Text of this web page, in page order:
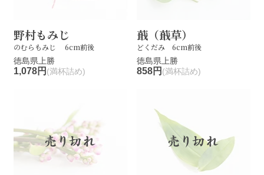
野村もみじ
のむらもみじ 6cm前後
徳島県上勝
1,078円 (満杯詰め)
蕺（蕺草）
どくだみ 6cm前後
徳島県上勝
858円 (満杯詰め)